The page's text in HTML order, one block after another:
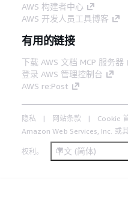
AWS 构建者中心
AWS 开发人员工具博客
有用的链接
下载 AWS 文档 MCP 服务器
登录 AWS 管理控制台
AWS re:Post
隐私 网站条款 Cookie
Amazon Web Services, Inc. 或
权利。 中文 (简体)